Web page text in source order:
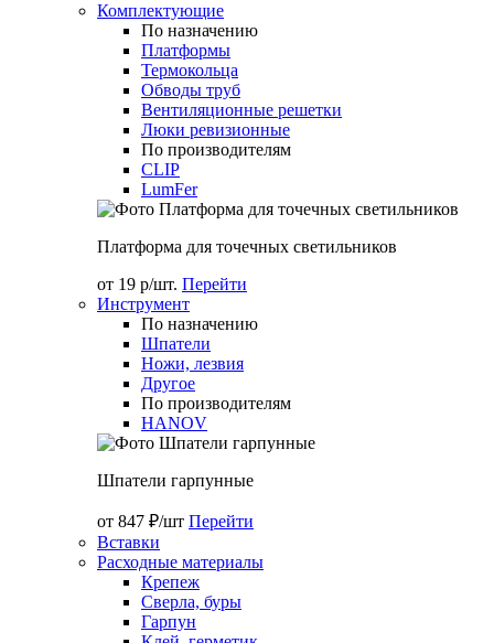
Комплектующие
По назначению
Платформы
Термокольца
Обводы труб
Вентиляционные решетки
Люки ревизионные
По производителям
CLIP
LumFer
Платформа для точечных светильников
от 19 р/шт. Перейти
Инструмент
По назначению
Шпатели
Ножи, лезвия
Другое
По производителям
HANOV
Шпатели гарпунные
от 847 ₽/шт Перейти
Вставки
Расходные материалы
Крепеж
Сверла, буры
Гарпун